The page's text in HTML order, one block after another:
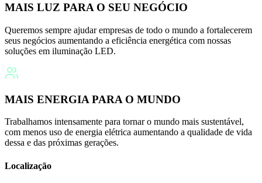
MAIS LUZ PARA O SEU NEGÓCIO
Queremos sempre ajudar empresas de todo o mundo a fortalecerem
seus negócios aumentando a eficiência energética com nossas
soluções em iluminação LED.
MAIS ENERGIA PARA O MUNDO
Trabalhamos intensamente para tornar o mundo mais sustentável,
com menos uso de energia elétrica aumentando a qualidade de vida
dessa e das próximas gerações.
Localização